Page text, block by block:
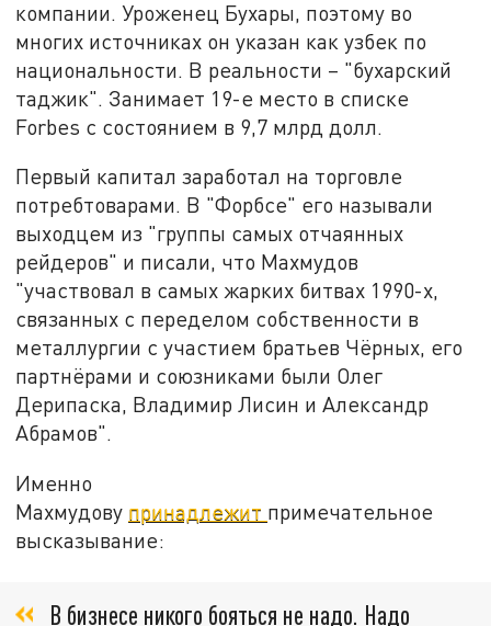
компании. Уроженец Бухары, поэтому во
многих источниках он указан как узбек по
национальности. В реальности – "бухарский
таджик". Занимает 19-е место в списке
Forbes с состоянием в 9,7 млрд долл.
Первый капитал заработал на торговле
потребтоварами. В "Форбсе" его называли
выходцем из "группы самых отчаянных
рейдеров" и писали, что Махмудов
"участвовал в самых жарких битвах 1990-х,
связанных с переделом собственности в
металлургии с участием братьев Чёрных, его
партнёрами и союзниками были Олег
Дерипаска, Владимир Лисин и Александр
Абрамов".
Именно
Махмудову принадлежит примечательное
высказывание:
В бизнесе никого бояться не надо. Надо